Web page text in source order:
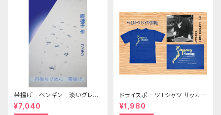
帯揚げ ペンギン 淡いグレー
色 （少々染料とびあり）
¥7,040
ドライスポーツTシャツ サッカー
¥1,980